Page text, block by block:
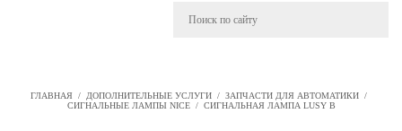
ГЛАВНАЯ / ДОПОЛНИТЕЛЬНЫЕ УСЛУГИ / ЗАПЧАСТИ ДЛЯ АВТОМАТИКИ /
СИГНАЛЬНЫЕ ЛАМПЫ NICE / СИГНАЛЬНАЯ ЛАМПА LUSY B